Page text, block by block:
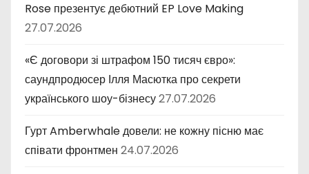
Rose презентує дебютний EP Love Making
27.07.2026
«Є договори зі штрафом 150 тисяч євро»:
саундпродюсер Ілля Масютка про секрети
українського шоу-бізнесу27.07.2026
Гурт Amberwhale довели: не кожну пісню має
співати фронтмен 24.07.2026